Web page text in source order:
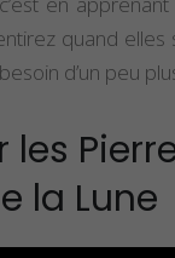
quand elles
d’un peu
les
la Lune